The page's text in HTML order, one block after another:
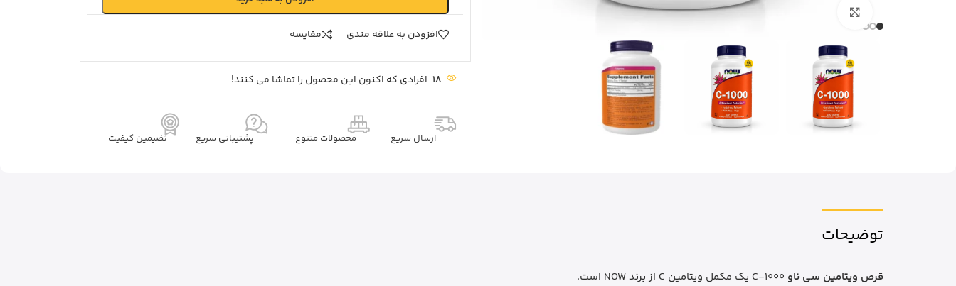
برای بزرگنمایی کلیک کنید
افزودن به علاقه مندی مقايسه
18 افرادی که اکنون این محصول را تماشا می کنند!
ارسال سریع محصولات متنوع پشتیبانی سریع تضیمین کیفیت
توضیحات
قرص ویتامین سی ناو